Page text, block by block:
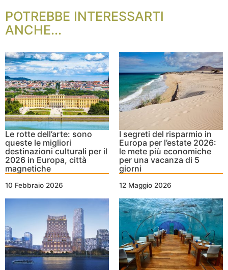
POTREBBE INTERESSARTI
ANCHE...
Le rotte dell’arte: sono
queste le migliori
destinazioni culturali per il
2026 in Europa, città
magnetiche
10 Febbraio 2026
I segreti del risparmio in
Europa per l’estate 2026:
le mete più economiche
per una vacanza di 5
giorni
12 Maggio 2026